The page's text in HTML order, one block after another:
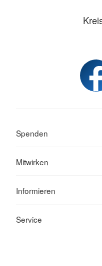
Spenden
Mitwirken
Informieren
Service